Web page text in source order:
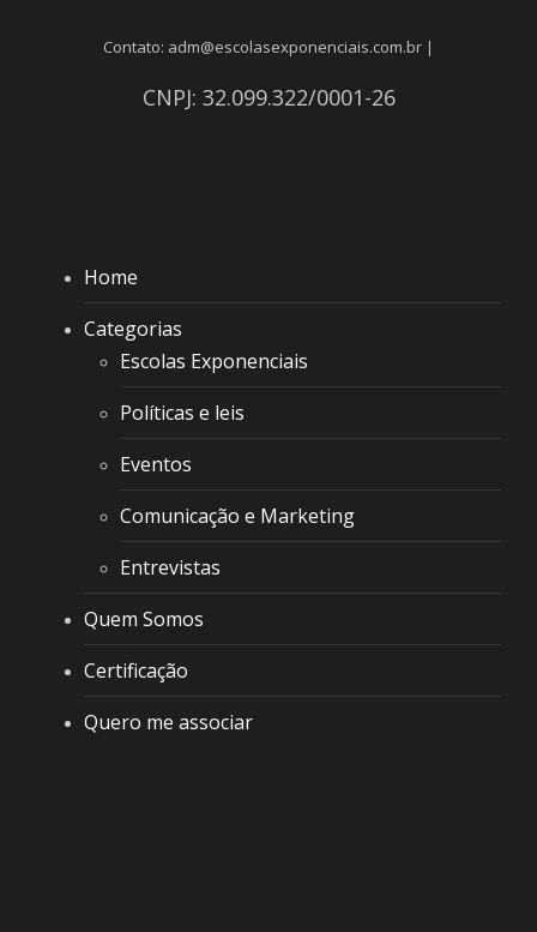
Contato: adm@escolasexponenciais.com.br |
CNPJ: 32.099.322/0001-26
Home
Categorias
Escolas Exponenciais
Políticas e leis
Eventos
Comunicação e Marketing
Entrevistas
Quem Somos
Certificação
Quero me associar